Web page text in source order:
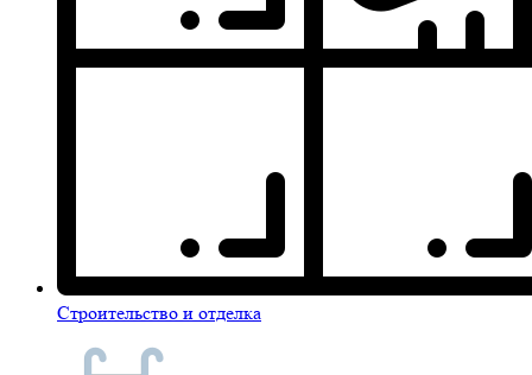
Строительство и отделка